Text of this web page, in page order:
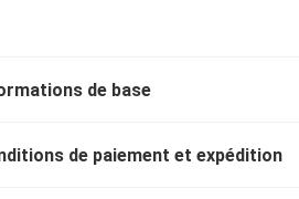
de base
de paiement et expédition